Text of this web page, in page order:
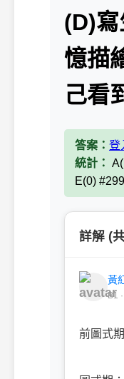
(D)
憶描
己看
答案： 登
統計：
E(0)
詳解 (
黃
B1
前圖式